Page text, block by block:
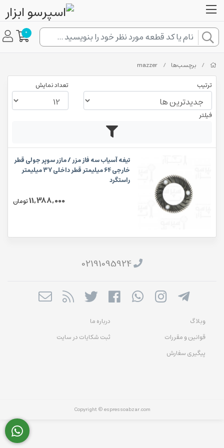
0
/ برچسب‌ها /
mazzer
ترتیب تعداد نمایش
فیلتر
تیغه آسیاب سه فاز مزر / مازر سوپر جولی قطر
خارجی 64 میلیمتر قطر داخلی 37 میلیمتر
راستگرد
11,388,000تومان
02191095924
وبلاگ
درباره ما
قوانین و مقررات
ثبت شکایات در سایت
پیگیری سفارش
Copyright © espressoabzar.com